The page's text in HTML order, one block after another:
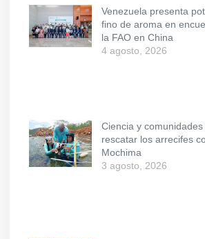
Venezuela presenta
fino de aroma en
la FAO en China
4 agosto, 2026
Ciencia y
rescatar los arrecifes
Mochima
3 agosto, 2026